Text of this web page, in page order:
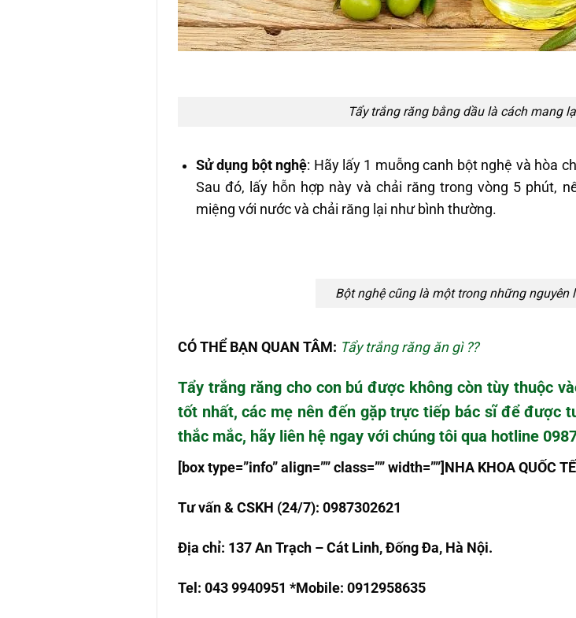
Tẩy trắng răng bằng dầu là cách mang
Sử dụng bột nghệ: Hãy lấy 1 muỗng canh bột nghệ và hòa
Sau đó, lấy hỗn hợp này và chải răng trong vòng 5 phút,
miệng với nước và chải răng lại như bình thường.
Bộtnghệ cũng là một trong những nguyên
CÓ THỂ BẠN QUAN TÂM: Tẩy trắng răng ăn gì ??
Tẩy trắng răng cho con bú được không còn tùy thuộc
tốt nhất, các mẹ nên đến gặp trực tiếp bác sĩ để được
thắc mắc, hãy liên hệ ngay với chúng tôi qua hotline
[box type=”info” align=”” class=”” width=””]NHA KHOA QUỐC TẾ
Tưvấn & CSKH (24/7): 0987302621
Địa chỉ: 137 An Trạch – Cát Linh, Đống Đa, Hà Nội.
Tel: 043 9940951 *Mobile: 0912958635